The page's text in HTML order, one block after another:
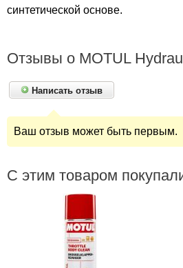
синтетической основе.
Отзывы о MOTUL
Написать отзыв
Ваш отзыв может быть первым.
С этим товаром